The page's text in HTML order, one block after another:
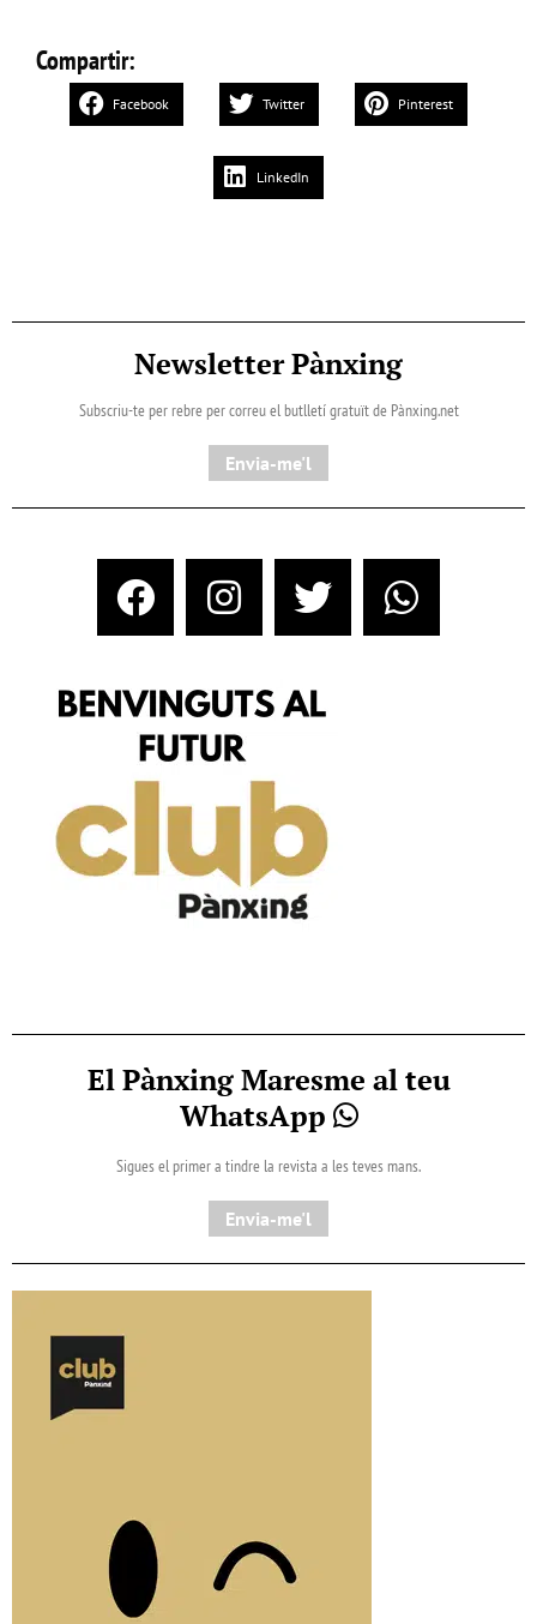
Compartir:
Facebook Twitter Pinterest
LinkedIn
Newsletter Pànxing
Subscriu-te per rebre per correu el butlletí gratuït de Pànxing.net​
Envia-me'l
El Pànxing Maresme al teu
WhatsApp
Sigues el primer a tindre la revista a les teves mans.
Envia-me'l